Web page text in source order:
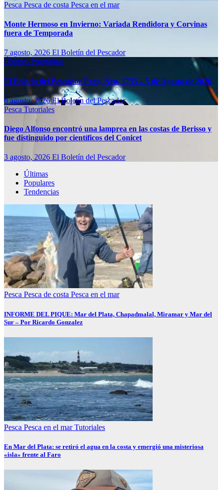
Pesca Pesca de costa Pesca en el mar
Monte Hermoso en Invierno: Variada Rendidora y Corvinas
fuera de Temporada
7 agosto, 2026 El Boletín del Pescador
Últimos Programas
El Boletín del Pescador Prog. Nro. 1735 – 5 de Agosto de 2026
6 agosto, 2026El Boletín del Pescador
Pesca Tutoriales
Diego Alfonso encontró una lamprea en las costas de Berisso y
fue distinguido por científicos del Conicet
3 agosto, 2026 El Boletín del Pescador
Últimas
Populares
Tendencias
Pesca Pesca de costa Pesca en el mar
INFORME DEL PIQUE: Mar del Plata, Chapadmalal, Miramar y Mar del
Sur – Por Ricardo Gonzalez
Pesca Pesca en el marTutoriales
En Mar del Plata: se retiró el agua en la costa y emergió una misteriosa
«isla» frente al Faro